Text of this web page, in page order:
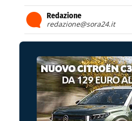
Redazione
redazione@sora24.it